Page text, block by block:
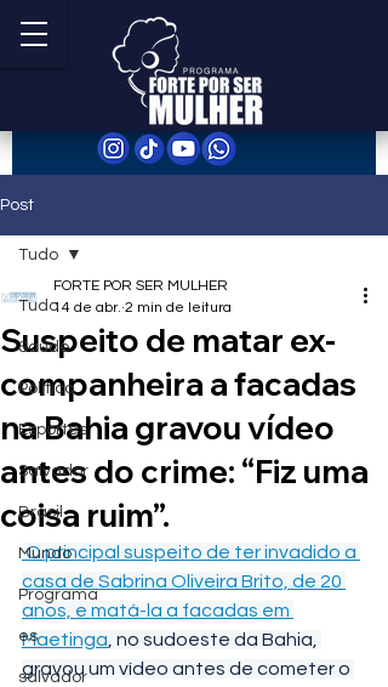
Post
Tudo
Saúde
Política
Esportes
Salvador
Brasil
Mundo
Programa
es
salvador
Tudo
Suspeito de matar ex-
companheira a facadas
na Bahia gravou vídeo
antes do crime: “Fiz uma
coisa ruim”.
FORTE POR SER MULHER
14 de abr. 2 min de leitura
O principal suspeito de ter invadido a
casa de Sabrina Oliveira Brito, de 20
anos, e matá-la a facadas em
Maetinga , no sudoeste da Bahia,
gravou um vídeo antes de cometer o